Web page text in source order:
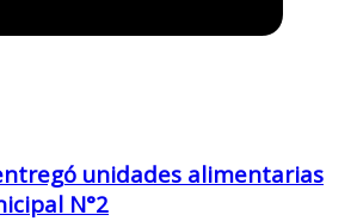
unidades alimentarias
N°2